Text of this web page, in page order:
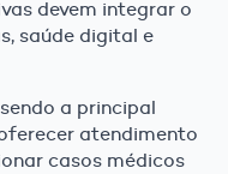
devem integrar o
saúde digital e
a principal
atendimento
casos médicos